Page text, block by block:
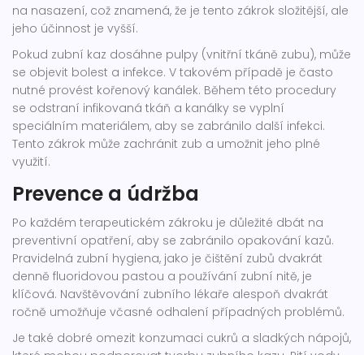
na nasazení, což znamená, že je tento zákrok složitější, ale
jeho účinnost je vyšší.
Pokud zubní kaz dosáhne pulpy (vnitřní tkáně zubu), může
se objevit bolest a infekce. V takovém případě je často
nutné provést kořenový kanálek. Během této procedury
se odstraní infikovaná tkáň a kanálky se vyplní
speciálním materiálem, aby se zabránilo další infekci.
Tento zákrok může zachránit zub a umožnit jeho plné
využití.
Prevence a údržba
Po každém terapeutickém zákroku je důležité dbát na
preventivní opatření, aby se zabránilo opakování kazů.
Pravidelná zubní hygiena, jako je čištění zubů dvakrát
denně fluoridovou pastou a používání zubní nitě, je
klíčová. Navštěvování zubního lékaře alespoň dvakrát
ročně umožňuje včasné odhalení případných problémů.
Je také dobré omezit konzumaci cukrů a sladkých nápojů,